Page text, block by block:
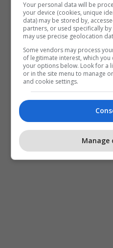
Your personal data will be
your device (cookies, unique
data) may be stored by,
partners, or used specifically
may use precise geolocation
Some vendors may process
of legitimate interest, which
your options below. Look for a
or in the site menu to manage
and cookie settings.
Manage